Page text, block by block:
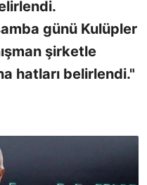
günü Kulüpler
şirketle
hatları belirlendi."